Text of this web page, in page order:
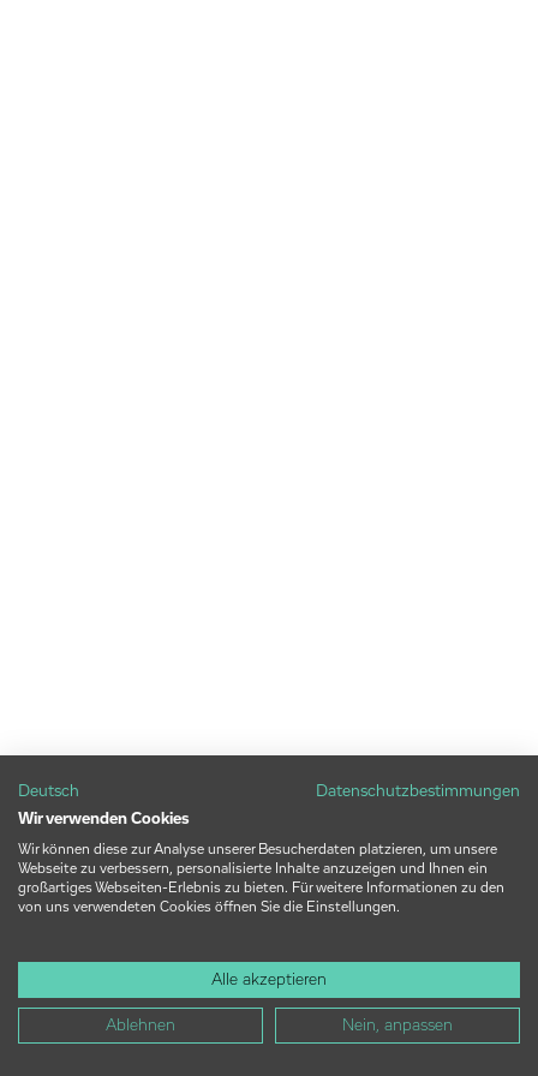
Deutsch
Datenschutzbestimmungen
Wir verwenden Cookies
Wir können diese zur Analyse unserer Besucherdaten platzieren, um unsere
Webseite zu verbessern, personalisierte Inhalte anzuzeigen und Ihnen ein
großartiges Webseiten-Erlebnis zu bieten. Für weitere Informationen zu den
von uns verwendeten Cookies öffnen Sie die Einstellungen.
Alle akzeptieren
Ablehnen Nein, anpassen